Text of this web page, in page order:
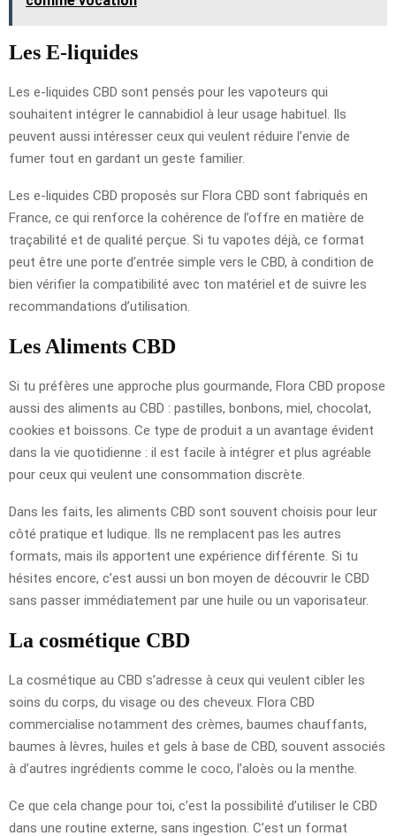
Les E-liquides
Les e-liquides CBD sont pensés pour les vapoteurs qui
souhaitent intégrer le cannabidiol à leur usage habituel. Ils
peuvent aussi intéresser ceux qui veulent réduire l’envie de
fumer tout en gardant un geste familier.
Les e-liquides CBD proposés sur Flora CBD sont fabriqués en
France, ce qui renforce la cohérence de l’offre en matière de
traçabilité et de qualité perçue. Si tu vapotes déjà, ce format
peut être une porte d’entrée simple vers le CBD, à condition de
bien vérifier la compatibilité avec ton matériel et de suivre les
recommandations d’utilisation.
Les Aliments CBD
Si tu préfères une approche plus gourmande, Flora CBD propose
aussi des aliments au CBD : pastilles, bonbons, miel, chocolat,
cookies et boissons. Ce type de produit a un avantage évident
dans la vie quotidienne : il est facile à intégrer et plus agréable
pour ceux qui veulent une consommation discrète.
Dans les faits, les aliments CBD sont souvent choisis pour leur
côté pratique et ludique. Ils ne remplacent pas les autres
formats, mais ils apportent une expérience différente. Si tu
hésites encore, c’est aussi un bon moyen de découvrir le CBD
sans passer immédiatement par une huile ou un vaporisateur.
La cosmétique CBD
La cosmétique au CBD s’adresse à ceux qui veulent cibler les
soins du corps, du visage ou des cheveux. Flora CBD
commercialise notamment des crèmes, baumes chauffants,
baumes à lèvres, huiles et gels à base de CBD, souvent associés
à d’autres ingrédients comme le coco, l’aloès ou la menthe.
Ce que cela change pour toi, c’est la possibilité d’utiliser le CBD
dans une routine externe, sans ingestion. C’est un format